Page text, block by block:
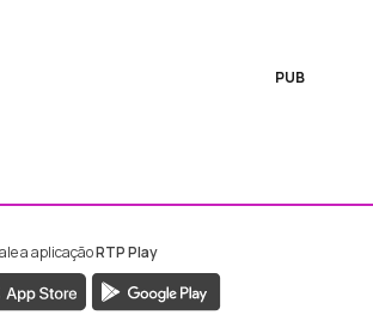
PUB
Madeira
Madeira
a aplicaçãoRTP Play